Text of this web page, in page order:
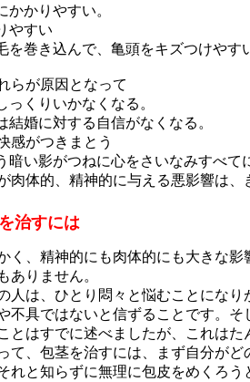
かりやすい。
やすい
を巻き込んで、亀頭をキズつけやす
らが原因となって
くりいかなくなる。
婚に対する自信がなくなる。
感がつきまとう
暗い影がつねに心をさいなみすべて
肉体的、精神的に与える悪影響は
治すには
く、精神的にも肉体的にも大きな
ありません。
人は、ひとり悶々と悩むことにな
不具ではないと信ずることです。
とはすでに述べましたが、これは
て、包茎を治すには、まず自分が
れと知らずに無理に包皮をめくろ